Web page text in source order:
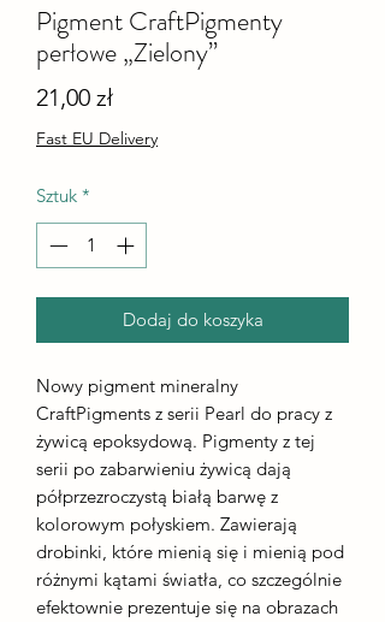
Pigment CraftPigmenty
perłowe „Zielony”
21,00 złCena
Fast EU Delivery
Sztuk *
Dodaj do koszyka
Nowy pigment mineralny
CraftPigments z serii Pearl do pracy z
żywicą epoksydową. Pigmenty z tej
serii po zabarwieniu żywicą dają
półprzezroczystą białą barwę z
kolorowym połyskiem. Zawierają
drobinki, które mienią się i mienią pod
różnymi kątami światła, co szczególnie
efektownie prezentuje się na obrazach